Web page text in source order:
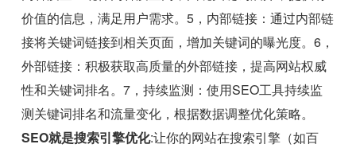
价值的信息，满足用户需求。5，内部链接：通过内部链
接将关键词链接到相关页面，增加关键词的曝光度。6，
外部链接：积极获取高质量的外部链接，提高网站权威
性和关键词排名。7，持续监测：使用SEO工具持续监
测关键词排名和流量变化，根据数据调整优化策略。
SEO就是搜索引擎优化:让你的网站在搜索引擎（如百